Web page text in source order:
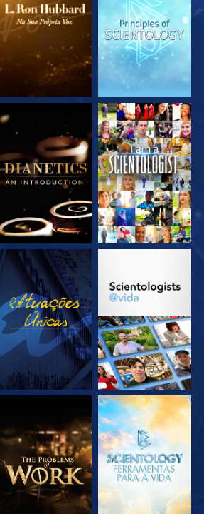
EXPLORE A SÉRIE EXPLORE A SÉRIE
EXPLORE A SÉRIE VEJA
VEJA EXPLORE A SÉRIE
EXPLORE A SÉRIE EXPLORE A SÉRIE